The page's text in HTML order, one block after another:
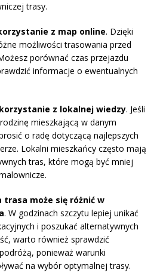
trasy.
z map online. Dzięki
możliwości trasowania przed
porównać czas przejazdu
informacje o ewentualnych
z lokalnej wiedzy. Jeśli
mieszkającą w danym
o radę dotyczącą najlepszych
Lokalni mieszkańcy często mają
tras, które mogą być mniej
trasa może się różnić w
. W godzinach szczytu lepiej unikać
i poszukać alternatywnych
warto również sprawdzić
ponieważ warunki
na wybór optymalnej trasy.